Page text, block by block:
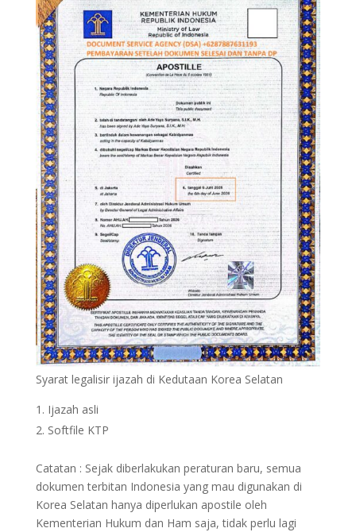
Syarat legalisir ijazah di Kedutaan Korea Selatan
Ijazah asli
Softfile KTP
Catatan : Sejak diberlakukan peraturan baru, semua
dokumen terbitan Indonesia yang mau digunakan di
Korea Selatan hanya diperlukan apostile oleh
Kementerian Hukum dan Ham saja, tidak perlu lagi